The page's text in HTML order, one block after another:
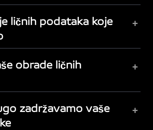
ličnih podataka koje
+
obrade ličnih
+
zadržavamo vaše
+